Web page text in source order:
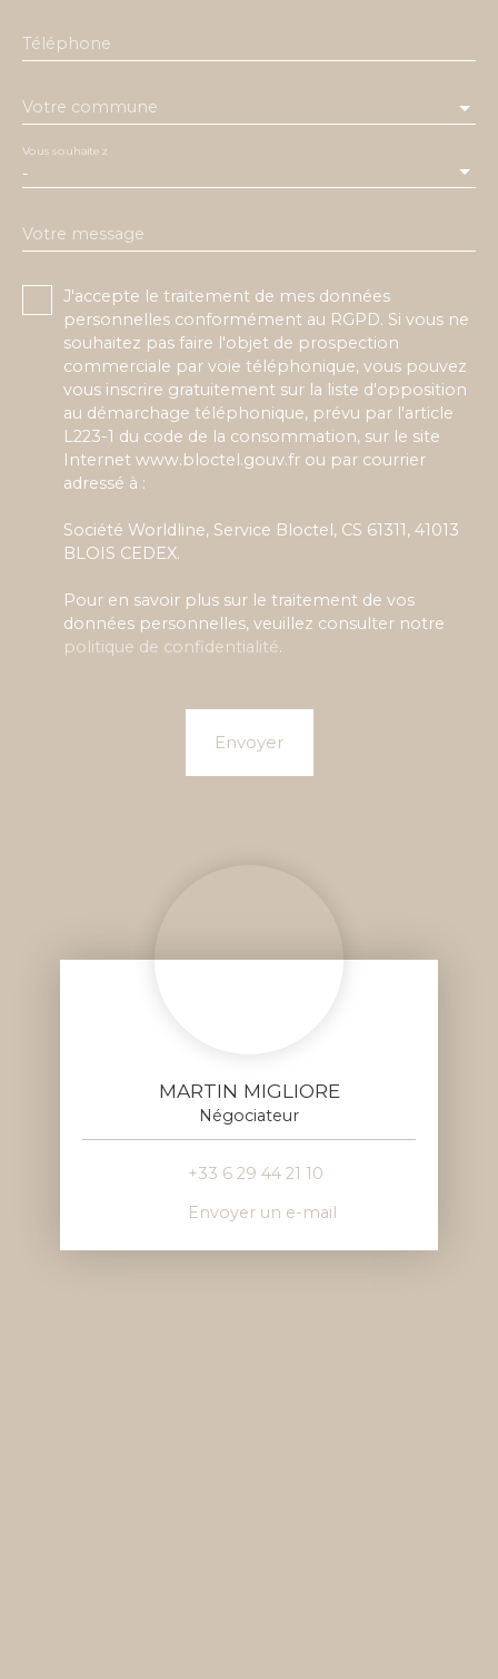
Téléphone
Votre commune
-
Vous souhaitez
Votre message
J'accepte le traitement de mes données
personnelles conformément au RGPD. Si vous ne
souhaitez pas faire l'objet de prospection
commerciale par voie téléphonique, vous pouvez
vous inscrire gratuitement sur la liste d'opposition
au démarchage téléphonique, prévu par l'article
L223-1 du code de la consommation, sur le site
Internet www.bloctel.gouv.fr ou par courrier
adressé à :
Société Worldline, Service Bloctel, CS 61311, 41013
BLOIS CEDEX.
Pour en savoir plus sur le traitement de vos
données personnelles, veuillez consulter notre
politique de confidentialité.
Envoyer
MARTIN MIGLIORE
Négociateur
+33 6 29 44 21 10
Envoyer un e-mail